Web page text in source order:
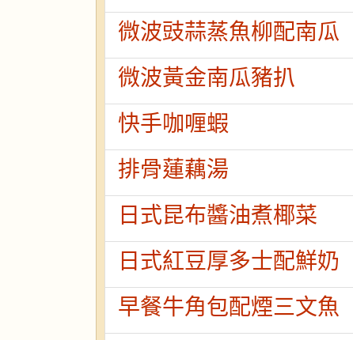
微波豉蒜蒸魚柳配南瓜
微波黃金南瓜豬扒
快手咖喱蝦
排骨蓮藕湯
日式昆布醬油煮椰菜
日式紅豆厚多士配鮮奶
早餐牛角包配煙三文魚